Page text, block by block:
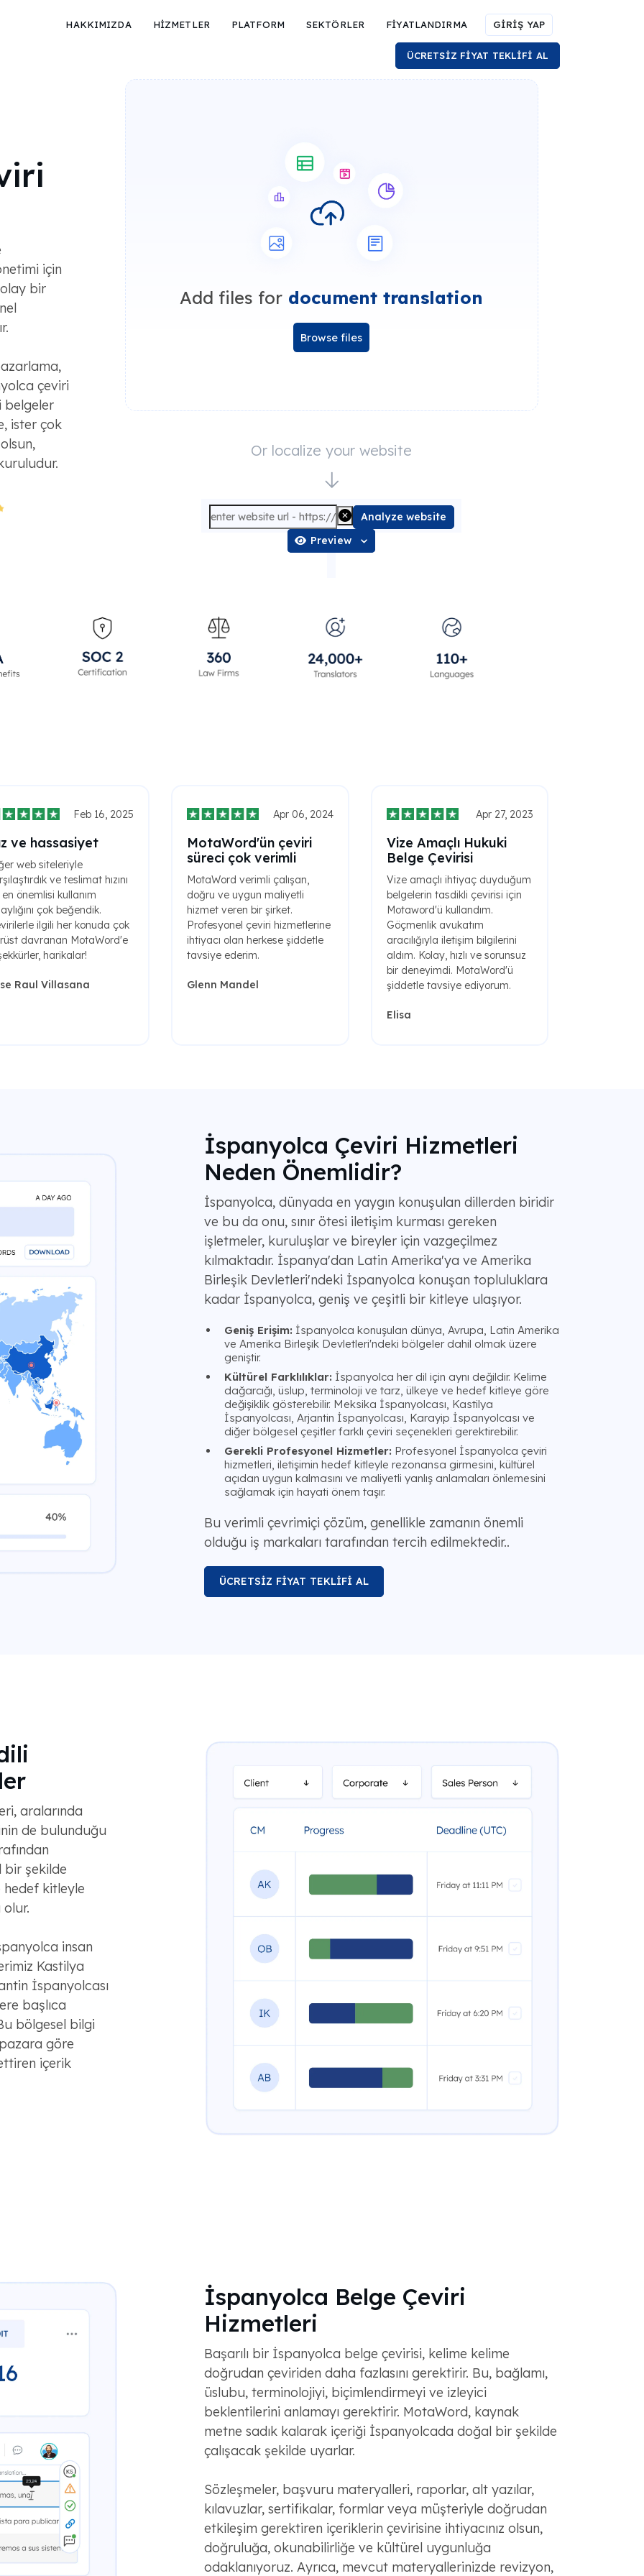
HAKKIMIZDA HİZMETLER PLATFORM SEKTÖRLER FİYATLANDIRMA GİRİŞ YAP
ÜCRETSİZ FİYAT TEKLİFİ AL
için
bir
çeviri
belgeler
ister çok
Add files for document translation
Browse files
Or localize your website
Analyze website
Preview
Feb 16, 2025
ve hassasiyet
web siteleriyle
ve teslimat hızını
önemlisi kullanım
çok beğendik.
ilgili her konuda çok
davranan MotaWord'e
harikalar!
Raul Villasana
Apr 06, 2024
MotaWord'ün çeviri
süreci çok verimli
MotaWord verimli çalışan,
doğru ve uygun maliyetli
hizmet veren bir şirket.
Profesyonel çeviri hizmetlerine
ihtiyacı olan herkese şiddetle
tavsiye ederim.
Glenn Mandel
Apr 27, 2023
Vize Amaçlı Hukuki
Belge Çevirisi
Vize amaçlı ihtiyaç duyduğum
belgelerin tasdikli çevirisi için
Motaword'ü kullandım.
Göçmenlik avukatım
aracılığıyla iletişim bilgilerini
aldım. Kolay, hızlı ve sorunsuz
bir deneyimdi. MotaWord'ü
şiddetle tavsiye ediyorum.
Elisa
İspanyolca Çeviri Hizmetleri
Neden Önemlidir?
İspanyolca, dünyada en yaygın konuşulan dillerden biridir
ve bu da onu, sınır ötesi iletişim kurması gereken
işletmeler, kuruluşlar ve bireyler için vazgeçilmez
kılmaktadır. İspanya'dan Latin Amerika'ya ve Amerika
Birleşik Devletleri'ndeki İspanyolca konuşan topluluklara
kadar İspanyolca, geniş ve çeşitli bir kitleye ulaşıyor.
Geniş Erişim: İspanyolca konuşulan dünya, Avrupa, Latin Amerika
ve Amerika Birleşik Devletleri'ndeki bölgeler dahil olmak üzere
geniştir.
Kültürel Farklılıklar: İspanyolca her dil için aynı değildir. Kelime
dağarcığı, üslup, terminoloji ve tarz, ülkeye ve hedef kitleye göre
değişiklik gösterebilir. Meksika İspanyolcası, Kastilya
İspanyolcası, Arjantin İspanyolcası, Karayip İspanyolcası ve
diğer bölgesel çeşitler farklı çeviri seçenekleri gerektirebilir.
Gerekli Profesyonel Hizmetler: Profesyonel İspanyolca çeviri
hizmetleri, iletişimin hedef kitleyle rezonansa girmesini, kültürel
açıdan uygun kalmasını ve maliyetli yanlış anlamaları önlemesini
sağlamak için hayati önem taşır.
Bu verimli çevrimiçi çözüm, genellikle zamanın önemli
olduğu iş markaları tarafından tercih edilmektedir..
ÜCRETSİZ FİYAT TEKLİFİ AL
aralarında
de bulunduğu
bir şekilde
hedef kitleyle
olur.
insan
Kastilya
İspanyolcası
başlıca
bölgesel bilgi
göre
içerik
İspanyolca Belge Çeviri
Hizmetleri
Başarılı bir İspanyolca belge çevirisi, kelime kelime
doğrudan çeviriden daha fazlasını gerektirir. Bu, bağlamı,
üslubu, terminolojiyi, biçimlendirmeyi ve izleyici
beklentilerini anlamayı gerektirir. MotaWord, kaynak
metne sadık kalarak içeriği İspanyolcada doğal bir şekilde
çalışacak şekilde uyarlar.
Sözleşmeler, başvuru materyalleri, raporlar, alt yazılar,
kılavuzlar, sertifikalar, formlar veya müşteriyle doğrudan
etkileşim gerektiren içeriklerin çevirisine ihtiyacınız olsun,
doğruluğa, okunabilirliğe ve kültürel uygunluğa
odaklanıyoruz. Ayrıca, mevcut materyallerinizde revizyon,